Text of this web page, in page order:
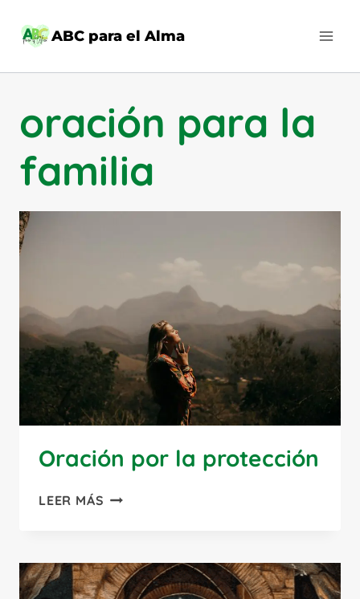
ABC para el Alma
oración para la
familia
Oración por la protección
LEER MÁS ORACIÓN